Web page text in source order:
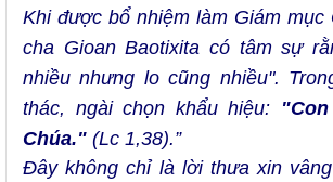
Khi được bổ nhiệm làm Giám
cha Gioan Baotixita có tâm sự
nhiều nhưng lo cũng nhiều".
thác, ngài chọn khẩu hiệu:
Chúa." (Lc 1,38).”
Đây không chỉ là lời thưa xin